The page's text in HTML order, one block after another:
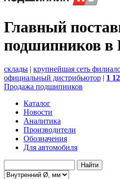
Главный
подшипников в
cклады | крупнейшая сеть
официальный дистрибьютор | 1
Продажа подшипников
Каталог
Новости
Аналитика
Производители
Обозначения
Для автомобиля